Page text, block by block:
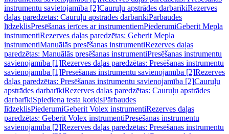
instrumentu savietojamība [2]Cauruļu apstrādes darbarīkiRezerves
daļas paredzētas: Cauruļu apstrādes darbarīkiPārbaudes
līdzeklisPresēšanas ierīces ar instrumentiemPiederumiGeberit Mepla
instrumentiRezerves daļas paredzētas: Geberit Mepla
instrumentiManuālās presēšanas instrumentiRezerves daļas
paredzētas: Manuālās presēšanas instrumentiPresēšanas instrumentu
savienojamība [1]Rezerves daļas paredzētas: Presēšanas instrumentu
savienojamība [1]Presēšanas instrumentu savienojamība [2]Rezerves
daļas paredzētas: Presēšanas instrumentu savienojamība [2]Cauruļu
apstrādes darbarīkiRezerves daļas paredzētas: Cauruļu apstrādes
darbarīkiSpiediena testa korķisPārbaudes
līdzeklisPiederumiGeberit Volex instrumentiRezerves daļas
paredzētas: Geberit Volex instrumentiPresēšanas instrumentu
savienojamība [2]Rezerves daļas paredzētas: Presēšanas instrumentu